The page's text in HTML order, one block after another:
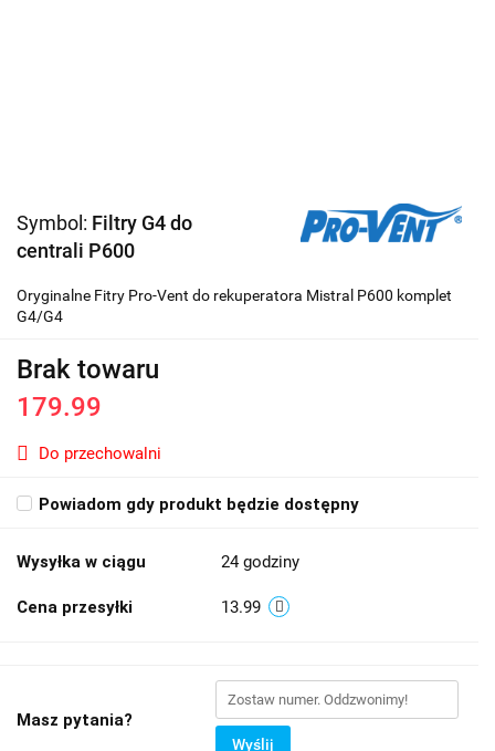
Symbol: Filtry G4 do
centrali P600
Oryginalne Fitry Pro-Vent do rekuperatora Mistral P600 komplet
G4/G4
Brak towaru
179.99
Do przechowalni
Powiadom gdy produkt będzie dostępny
Wysyłka w ciągu 24 godziny
Cena przesyłki 13.99
Masz pytania?
Wyślij